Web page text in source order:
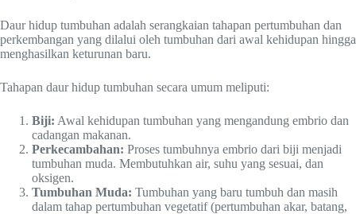
Daur hidup tumbuhan adalah serangkaian tahapan pertumbuhan dan
perkembangan yang dilalui oleh tumbuhan dari awal kehidupan hingga
menghasilkan keturunan baru.
Tahapan daur hidup tumbuhan secara umum meliputi:
Biji: Awal kehidupan tumbuhan yang mengandung embrio dan
cadangan makanan.
Perkecambahan: Proses tumbuhnya embrio dari biji menjadi
tumbuhan muda. Membutuhkan air, suhu yang sesuai, dan
oksigen.
Tumbuhan Muda: Tumbuhan yang baru tumbuh dan masih
dalam tahap pertumbuhan vegetatif (pertumbuhan akar, batang,